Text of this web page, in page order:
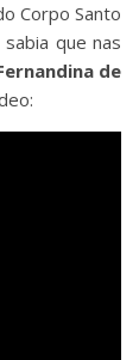
Corpo Santo
que nas
de